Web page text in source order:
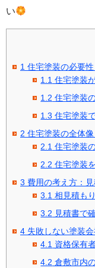
い
1 住宅塗装の必要
1.1 住宅塗装
1.2 住宅塗装
1.3 住宅塗装
2 住宅塗装の全体
2.1 住宅塗装
2.2 住宅塗装
3 費用の考え方：
3.1 相見積も
3.2 見積書で
4 失敗しない塗装
4.1 資格保有
4.2 倉敷市内